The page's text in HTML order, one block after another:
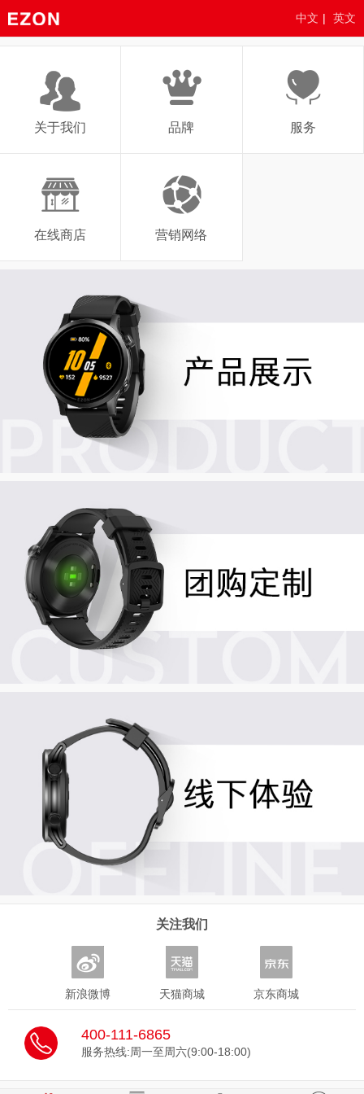
中文 | 英文
关于我们 品牌 服务
在线商店 营销网络
关注我们
新浪微博 天猫商城 京东商城
400-111-6865
服务热线:周一至周六(9:00-18:00)